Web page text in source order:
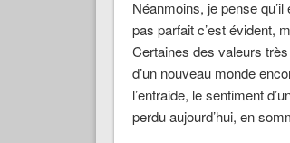
Néanmoins, je pense
pas parfait c’est évident,
Certaines des valeurs
d’un nouveau monde
l’entraide, le sentiment
perdu aujourd’hui, en